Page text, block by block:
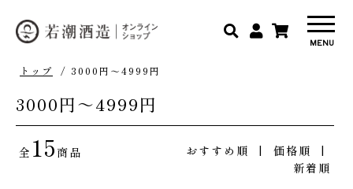
トップ / 3000円～4999円
3000円～4999円
全 15 商品 おすすめ順 | 価格順 |
新着順